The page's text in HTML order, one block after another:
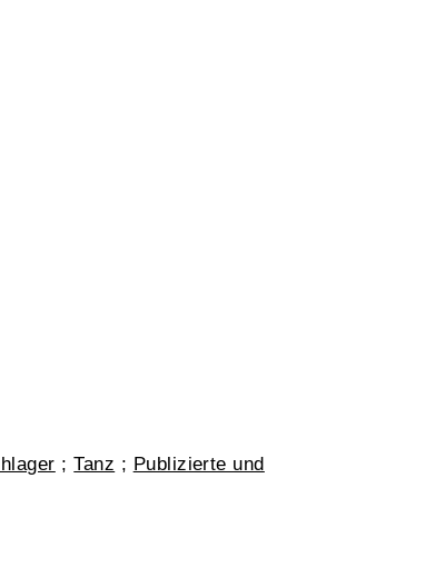
;Tanz ; Publizierte und